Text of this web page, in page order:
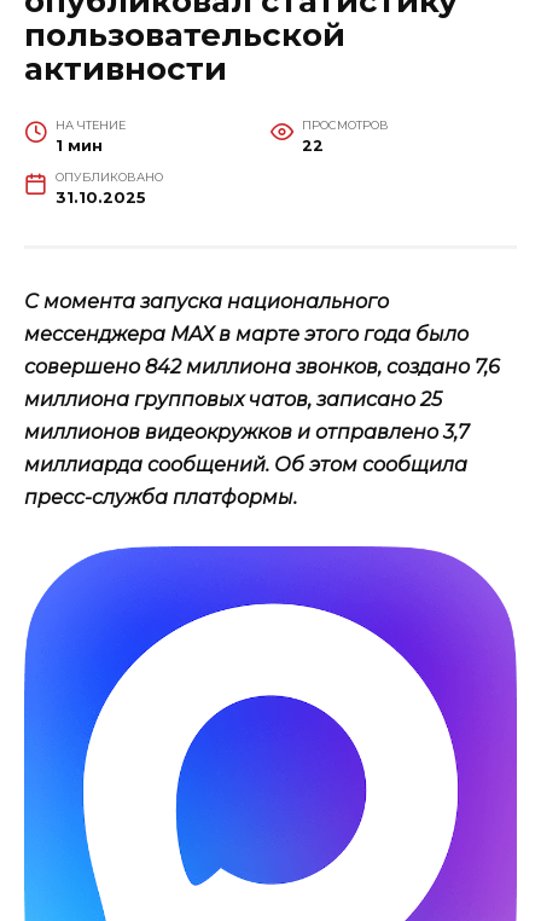
пользовательской
активности
НА ЧТЕНИЕ
1 мин
ПРОСМОТРОВ
22
ОПУБЛИКОВАНО
31.10.2025
С момента запуска национального
мессенджера МАХ в марте этого года было
совершено 842 миллиона звонков, создано 7,6
миллиона групповых чатов, записано 25
миллионов видеокружков и отправлено 3,7
миллиарда сообщений. Об этом сообщила
пресс-служба платформы.